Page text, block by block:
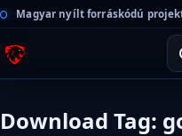
Magyar nyílt forráskódú
Download Tag: